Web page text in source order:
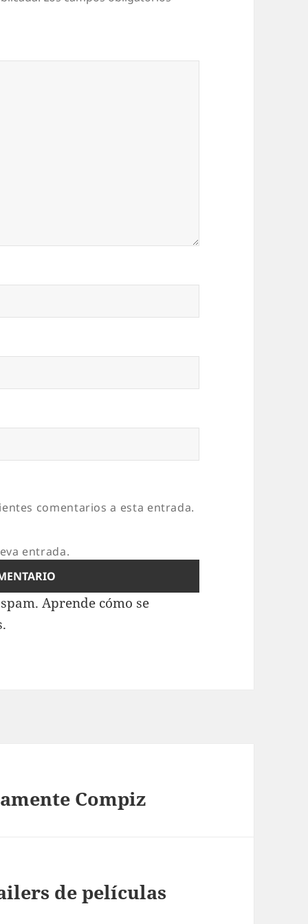
comentarios a esta entrada.
entrada.
Aprende cómo se
Compiz
de películas